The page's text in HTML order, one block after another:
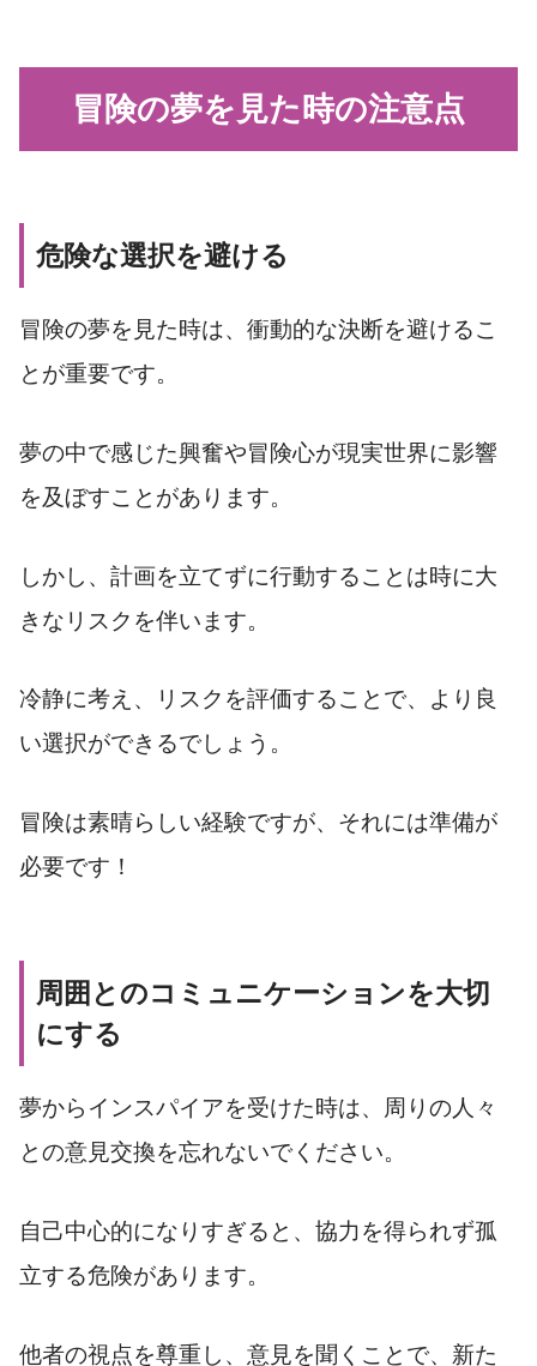
冒険の夢を見た時の注意点
危険な選択を避ける
冒険の夢を見た時は、衝動的な決断を避けるこ
とが重要です。
夢の中で感じた興奮や冒険心が現実世界に影響
を及ぼすことがあります。
しかし、計画を立てずに行動することは時に大
きなリスクを伴います。
冷静に考え、リスクを評価することで、より良
い選択ができるでしょう。
冒険は素晴らしい経験ですが、それには準備が
必要です！
周囲とのコミュニケーションを大切
にする
夢からインスパイアを受けた時は、周りの人々
との意見交換を忘れないでください。
自己中心的になりすぎると、協力を得られず孤
立する危険があります。
他者の視点を尊重し、意見を聞くことで、新た